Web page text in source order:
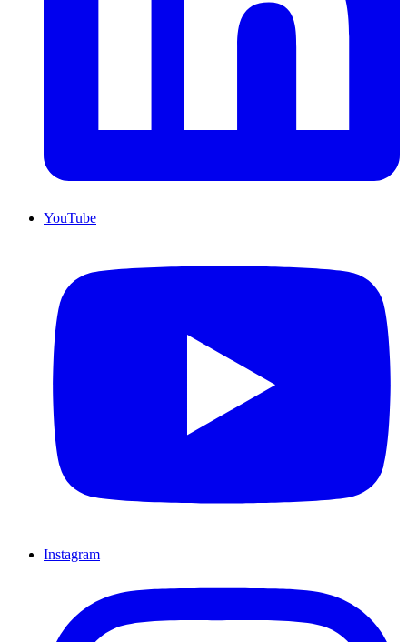
YouTube
Instagram